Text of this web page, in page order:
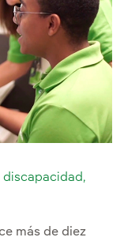
discapacidad,
más de diez